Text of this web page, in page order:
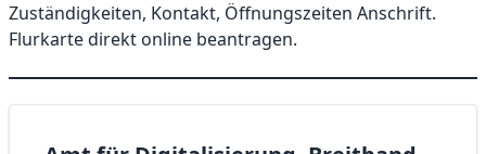
Zuständigkeiten, Kontakt, Öffnungszeiten Anschrift.
Flurkarte direkt online beantragen.